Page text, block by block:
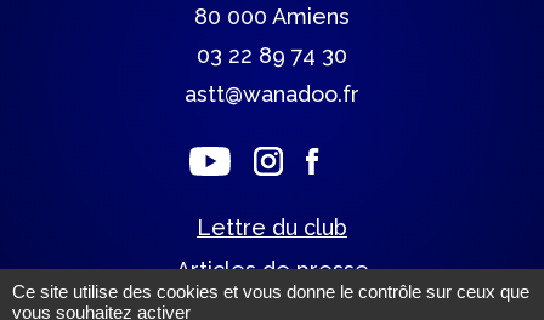
80 000 Amiens
03 22 89 74 30
astt@wanadoo.fr
Lettre du club
Articles de presse
Ce site utilise des cookies et vous donne le contrôle sur ceux que
vous souhaitez activer